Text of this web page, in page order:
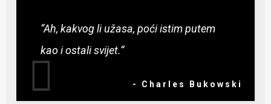
“Ah, kakvog li užasa, poći istim putem
kao i ostali svijet.”
- Charles Bukowski